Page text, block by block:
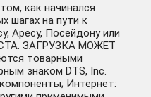
как начинался
шагах на пути к
Аресу, Посейдону или
ЗАГРУЗКА МОЖЕТ
товарными
знаком DTS, Inc.
Интернет: